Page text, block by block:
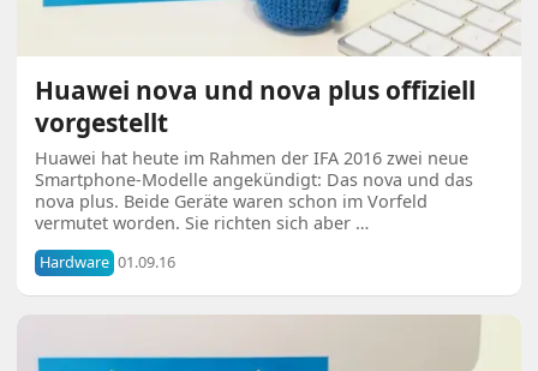
Huawei nova und nova plus offiziell
vorgestellt
Huawei hat heute im Rahmen der IFA 2016 zwei neue
Smartphone-Modelle angekündigt: Das nova und das
nova plus. Beide Geräte waren schon im Vorfeld
vermutet worden. Sie richten sich aber …
Hardware 01.09.16